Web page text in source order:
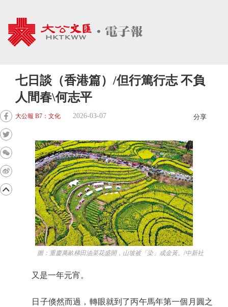
七日談（香港篇）/但行篤行志 不負
人間春\何志平
大公報 B7：文化 2026-03-07 分享
圖：重慶萬畝梯田油菜花盛開，山坡被「染」成金黃。/中新社
又是一年元宵。
日子倏然而過，轉眼就到了丙午馬年第一個月圓之